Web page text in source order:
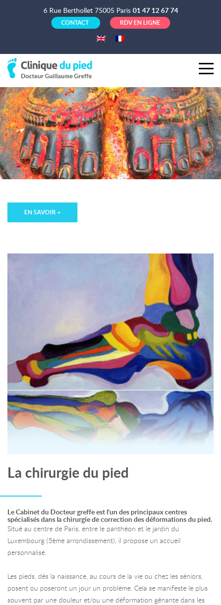
6 Rue Berthollet 75005 Paris 01 47 12 67 74
CONTACT RDV EN LIGNE
EN SAVOIR +
La chirurgie du pied
Le Cabinet du Docteur greffe est l’un des principaux centres
spécialisés dans la chirurgie de correction des déformations du pied.
Situé au centre de Paris, entre le panthéon et le jardin du
Luxembourg (5ème arrondissement), il propose un accueil
personnalisé.
Les pieds, dès la naissance, au cours de la vie ou chez les séniors,
posent ou poseront un jour un problème. Cela se manifeste le plus
souvent par une douleur et/ou une déformation gênante dans les